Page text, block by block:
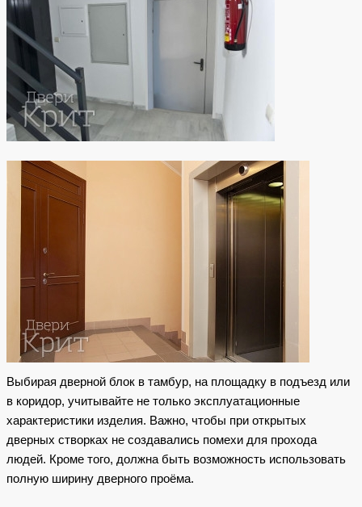
Выбирая дверной блок в тамбур, на площадку в подъезд или
в коридор, учитывайте не только эксплуатационные
характеристики изделия. Важно, чтобы при открытых
дверных створках не создавались помехи для прохода
людей. Кроме того, должна быть возможность использовать
полную ширину дверного проёма.